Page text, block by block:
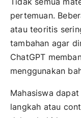
pertemuan.
atau teoritis
tambahan agar
ChatGPT
menggunakan
Mahasiswa
langkah atau